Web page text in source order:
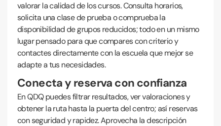
valorar la calidad de los cursos. Consulta horarios,
solicita una clase de prueba o comprueba la
disponibilidad de grupos reducidos; todo en un mismo
lugar pensado para que compares con criterio y
contactes directamente con la escuela que mejor se
adapte a tus necesidades.
Conecta y reserva con confianza
En QDQ puedes filtrar resultados, ver valoraciones y
obtener la ruta hasta la puerta del centro; así reservas
con seguridad y rapidez. Aprovecha la descripción